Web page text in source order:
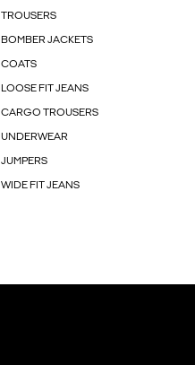
TROUSERS
BOMBER JACKETS
COATS
LOOSE FIT JEANS
CARGO TROUSERS
UNDERWEAR
JUMPERS
WIDE FIT JEANS